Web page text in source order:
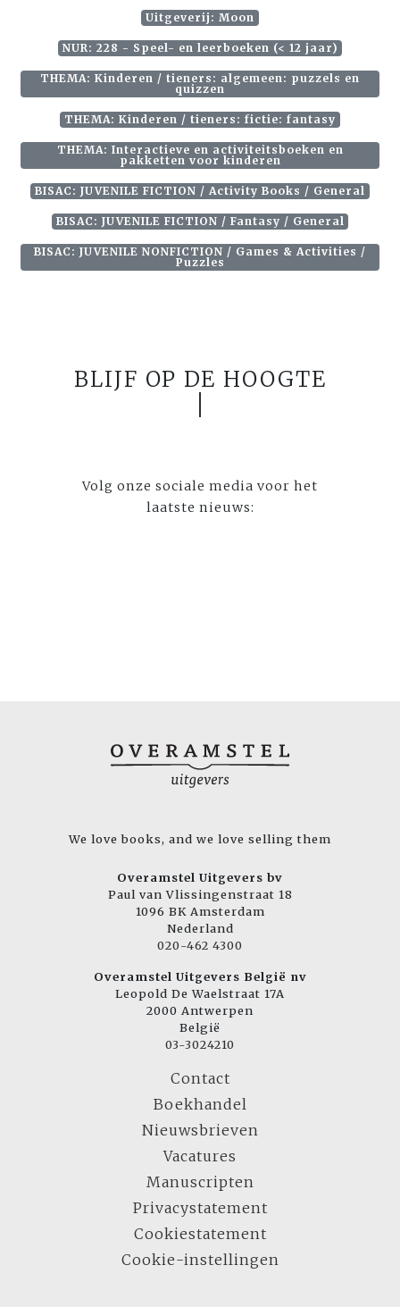
Uitgeverij: Moon
NUR: 228 - Speel- en leerboeken (< 12 jaar)
THEMA: Kinderen / tieners: algemeen: puzzels en
quizzen
THEMA: Kinderen / tieners: fictie: fantasy
THEMA: Interactieve en activiteitsboeken en
pakketten voor kinderen
BISAC: JUVENILE FICTION / Activity Books / General
BISAC: JUVENILE FICTION / Fantasy / General
BISAC: JUVENILE NONFICTION / Games & Activities /
Puzzles
BLIJF OP DE HOOGTE
Volg onze sociale media voor het
laatste nieuws:
We love books, and we love selling them
Overamstel Uitgevers bv
Paul van Vlissingenstraat 18
1096 BK Amsterdam
Nederland
020-462 4300
Overamstel Uitgevers België nv
Leopold De Waelstraat 17A
2000 Antwerpen
België
03-3024210
Contact
Boekhandel
Nieuwsbrieven
Vacatures
Manuscripten
Privacystatement
Cookiestatement
Cookie-instellingen